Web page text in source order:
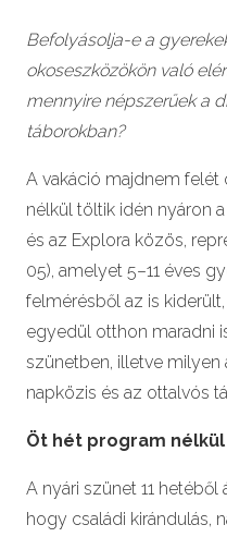
Befolyásolja-e a
okoseszközökön való
mennyire népszerűek a
táborokban?
A vakáció majdnem
nélkül töltik idén nyáron
és az Explora közös,
05), amelyet 5–11 éves
felmérésből az is
egyedül otthon maradni
szünetben, illetve milyen
napközis és az ottalvós
Öt hét program nélkül
A nyári szünet 11
hogy családi kirándulás,